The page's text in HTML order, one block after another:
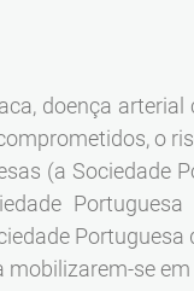
doença arterial
o
(a Sociedade
Portuguesa
Portuguesa
se